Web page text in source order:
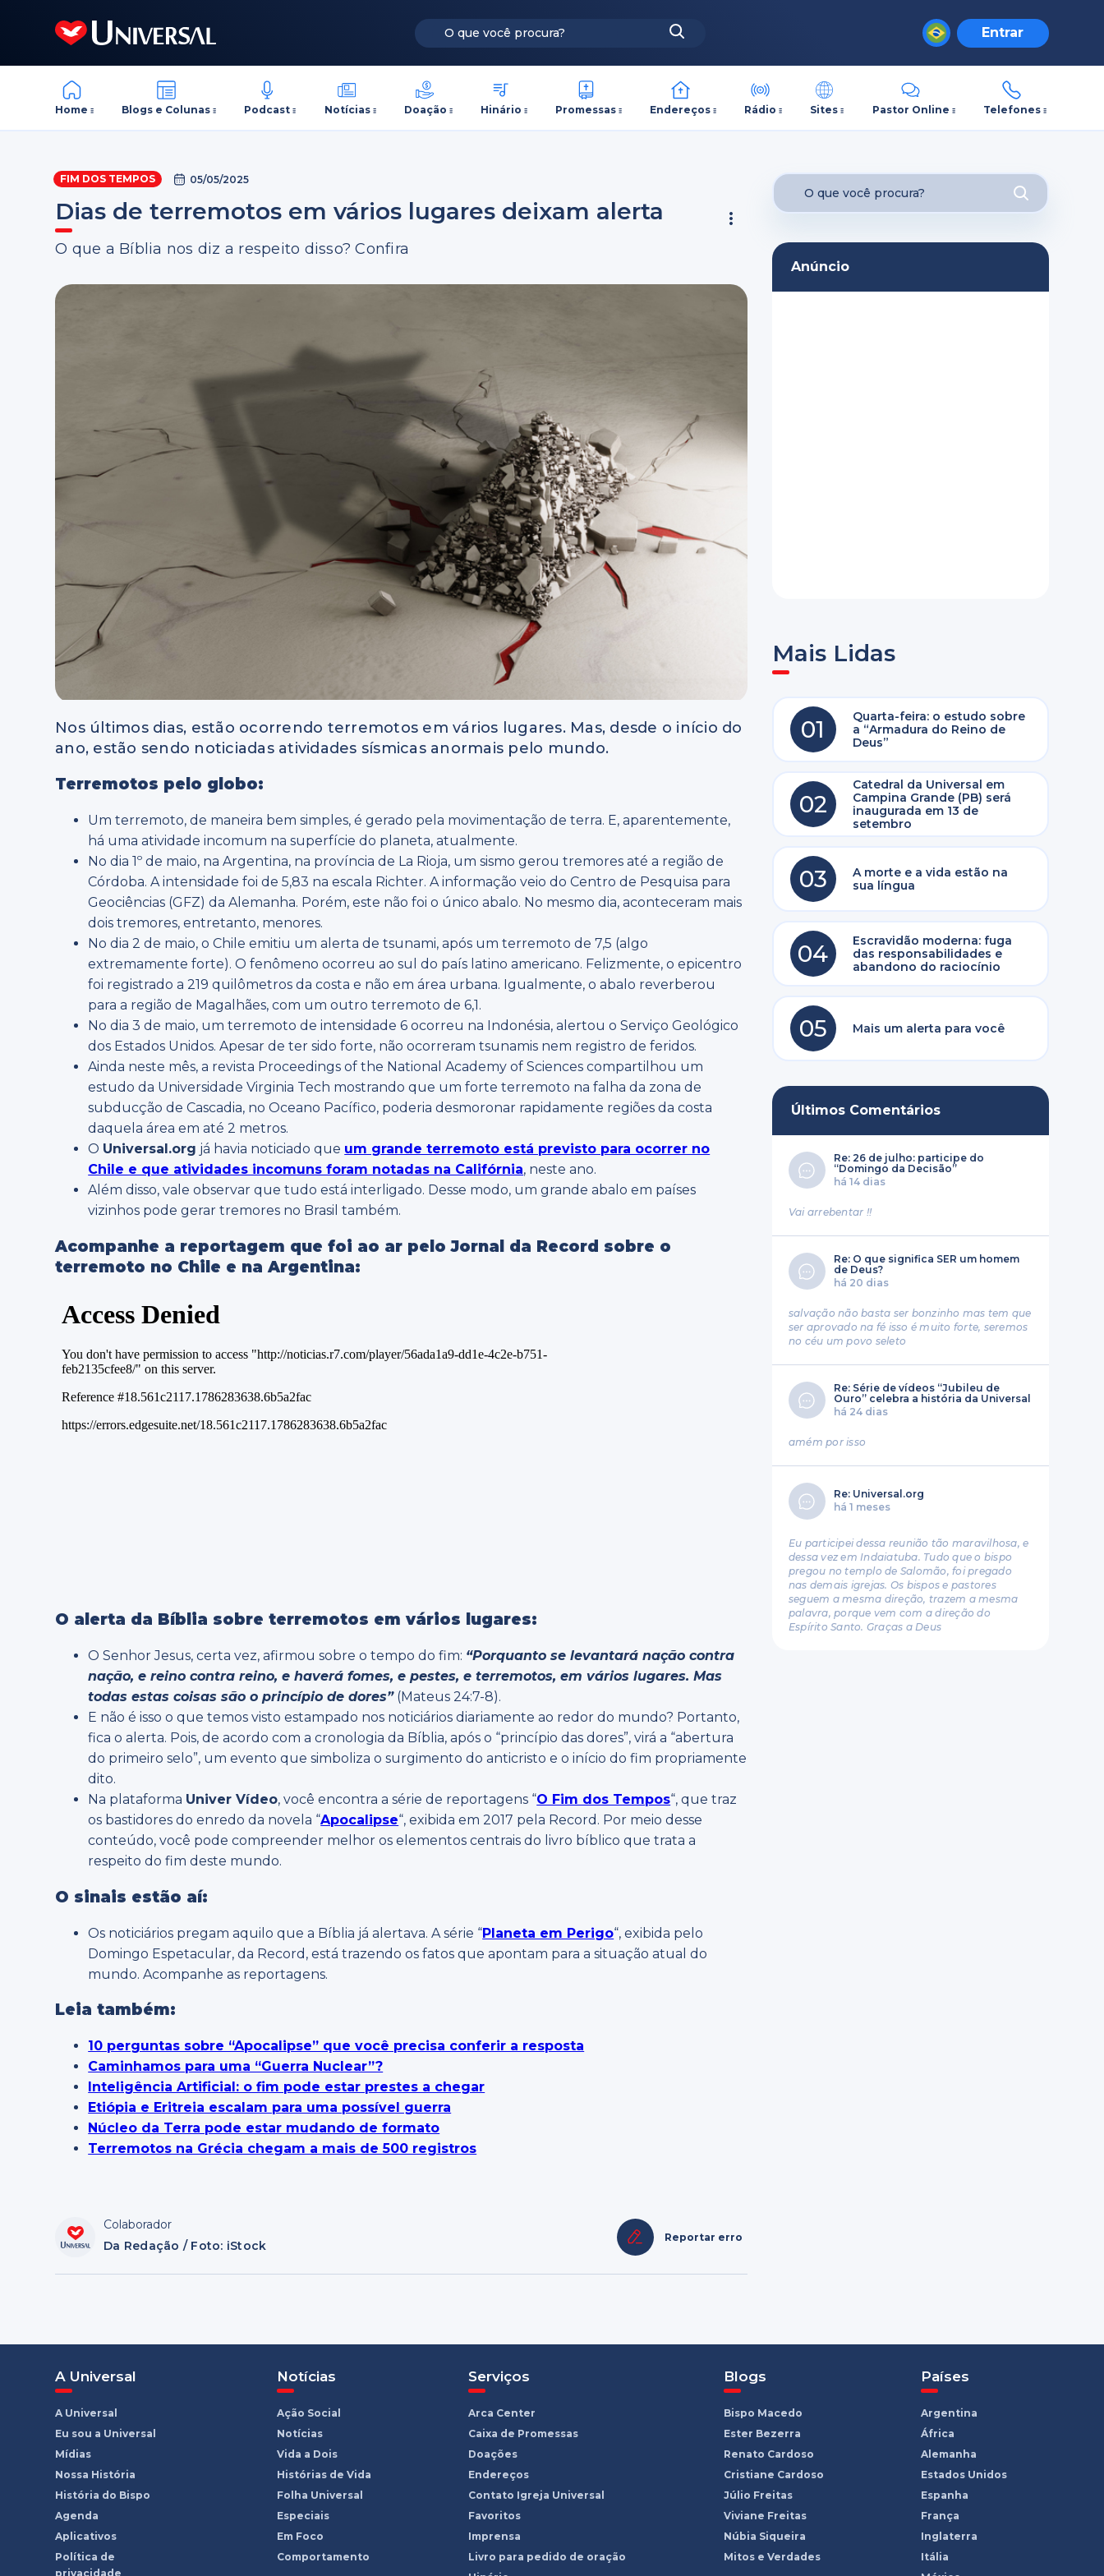
Entrar
Home Blogs e Colunas Podcast Notícias Doação Hinário Promessas Endereços Rádio Sites Pastor Online Telefones
FIM DOS TEMPOS 05/05/2025
Dias de terremotos em vários lugares deixam alerta
O que a Bíblia nos diz a respeito disso? Confira
Nos últimos dias, estão ocorrendo terremotos em vários lugares. Mas, desde o início do
ano, estão sendo noticiadas atividades sísmicas anormais pelo mundo.
Terremotos pelo globo:
Um terremoto, de maneira bem simples, é gerado pela movimentação de terra. E, aparentemente,
há uma atividade incomum na superfície do planeta, atualmente.
No dia 1º de maio, na Argentina, na província de La Rioja, um sismo gerou tremores até a região de
Córdoba. A intensidade foi de 5,83 na escala Richter. A informação veio do Centro de Pesquisa para
Geociências (GFZ) da Alemanha. Porém, este não foi o único abalo. No mesmo dia, aconteceram mais
dois tremores, entretanto, menores.
No dia 2 de maio, o Chile emitiu um alerta de tsunami, após um terremoto de 7,5 (algo
extremamente forte). O fenômeno ocorreu ao sul do país latino americano. Felizmente, o epicentro
foi registrado a 219 quilômetros da costa e não em área urbana. Igualmente, o abalo reverberou
para a região de Magalhães, com um outro terremoto de 6,1.
No dia 3 de maio, um terremoto de intensidade 6 ocorreu na Indonésia, alertou o Serviço Geológico
dos Estados Unidos. Apesar de ter sido forte, não ocorreram tsunamis nem registro de feridos.
Ainda neste mês, a revista Proceedings of the National Academy of Sciences compartilhou um
estudo da Universidade Virginia Tech mostrando que um forte terremoto na falha da zona de
subducção de Cascadia, no Oceano Pacífico, poderia desmoronar rapidamente regiões da costa
daquela área em até 2 metros.
O Universal.org já havia noticiado que um grande terremoto está previsto para ocorrer no
Chile e que atividades incomuns foram notadas na Califórnia, neste ano.
Além disso, vale observar que tudo está interligado. Desse modo, um grande abalo em países
vizinhos pode gerar tremores no Brasil também.
Acompanhe a reportagem que foi ao ar pelo Jornal da Record sobre o
terremoto no Chile e na Argentina:
O alerta da Bíblia sobre terremotos em vários lugares:
O Senhor Jesus, certa vez, afirmou sobre o tempo do fim: “Porquanto se levantará nação contra
nação, e reino contra reino, e haverá fomes, e pestes, e terremotos, em vários lugares. Mas
todas estas coisas são o princípio de dores”(Mateus 24:7-8).
E não é isso o que temos visto estampado nos noticiários diariamente ao redor do mundo? Portanto,
fica o alerta. Pois, de acordo com a cronologia da Bíblia, após o “princípio das dores”, virá a “abertura
do primeiro selo”, um evento que simboliza o surgimento do anticristo e o início do fim propriamente
dito.
Na plataforma Univer Vídeo, você encontra a série de reportagens “O Fim dos Tempos“, que traz
os bastidores do enredo da novela “Apocalipse“, exibida em 2017 pela Record. Por meio desse
conteúdo, você pode compreender melhor os elementos centrais do livro bíblico que trata a
respeito do fim deste mundo.
O sinais estão aí:
Os noticiários pregam aquilo que a Bíblia já alertava. A série “Planeta em Perigo“, exibida pelo
Domingo Espetacular, da Record, está trazendo os fatos que apontam para a situação atual do
mundo. Acompanhe as reportagens.
Leia também:
10 perguntas sobre “Apocalipse” que você precisa conferir a resposta
Caminhamos para uma “Guerra Nuclear”?
Inteligência Artificial: o fim pode estar prestes a chegar
Etiópia e Eritreia escalam para uma possível guerra
Núcleo da Terra pode estar mudando de formato
Terremotos na Grécia chegam a mais de 500 registros
Colaborador
Da Redação / Foto: iStock
Reportar erro
Anúncio
Mais Lidas
01
Quarta-feira: o estudo sobre
a “Armadura do Reino de
Deus”
02
Catedral da Universal em
Campina Grande (PB) será
inaugurada em 13 de
setembro
03
A morte e a vida estão na
sua língua
04
Escravidão moderna: fuga
das responsabilidades e
abandono do raciocínio
05 Mais um alerta para você
Últimos Comentários
Re: 26 de julho: participe do
“Domingo da Decisão”
há 14 dias
Vai arrebentar !!
Re: O que significa SER um homem
de Deus?
há 20 dias
salvação não basta ser bonzinho mas tem que
ser aprovado na fé isso é muito forte, seremos
no céu um povo seleto
Re: Série de vídeos “Jubileu de
Ouro” celebra a história da Universal
há 24 dias
amém por isso
Re: Universal.org
há 1 meses
Eu participei dessa reunião tão maravilhosa, e
dessa vez em Indaiatuba. Tudo que o bispo
pregou no templo de Salomão, foi pregado
nas demais igrejas. Os bispos e pastores
seguem a mesma direção, trazem a mesma
palavra, porque vem com a direção do
Espírito Santo. Graças a Deus
A Universal
A Universal
Eu sou a Universal
Mídias
Nossa História
História do Bispo
Agenda
Aplicativos
Política de
privacidade
Notícias
Ação Social
Notícias
Vida a Dois
Histórias de Vida
Folha Universal
Especiais
Em Foco
Comportamento
Serviços
Arca Center
Caixa de Promessas
Doações
Endereços
Contato Igreja Universal
Favoritos
Imprensa
Livro para pedido de oração
Blogs
Bispo Macedo
Ester Bezerra
Renato Cardoso
Cristiane Cardoso
Júlio Freitas
Viviane Freitas
Núbia Siqueira
Mitos e Verdades
Países
Argentina
África
Alemanha
Estados Unidos
Espanha
França
Inglaterra
Itália